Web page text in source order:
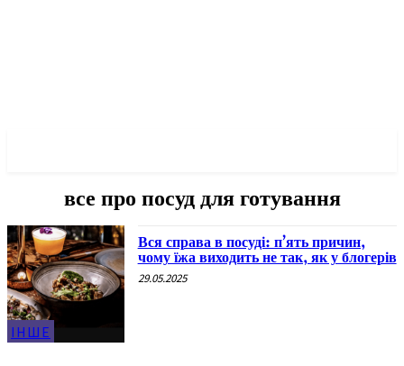
все про посуд для готування
ІНШЕ
Вся справа в посуді: п’ять причин,
чому їжа виходить не так, як у блогерів
29.05.2025